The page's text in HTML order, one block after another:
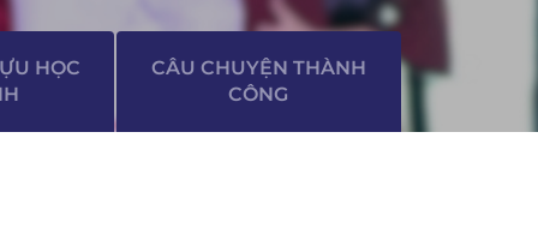
HỌC
CÂU CHUYỆN THÀNH
CÔNG